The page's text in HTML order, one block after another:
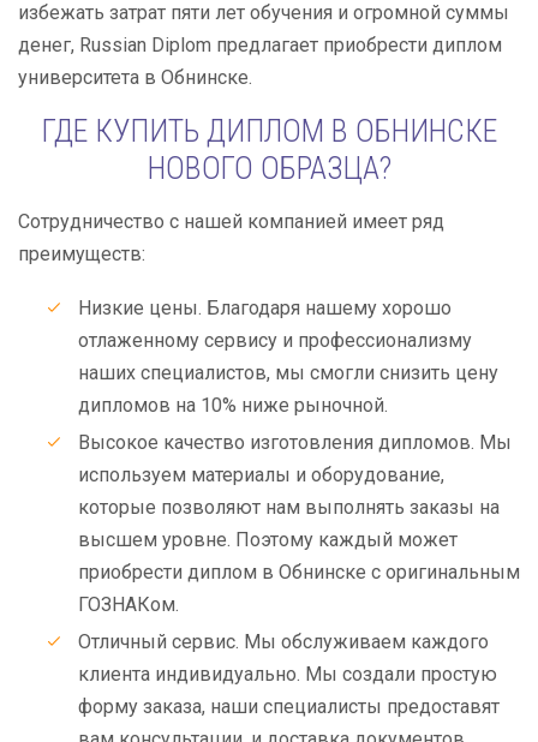
избежать затрат пяти лет обучения и огромной суммы
денег, Russian Diplom предлагает приобрести диплом
университета в Обнинске.
ГДЕ КУПИТЬ ДИПЛОМ В ОБНИНСКЕ
НОВОГО ОБРАЗЦА?
Сотрудничество с нашей компанией имеет ряд
преимуществ:
Низкие цены. Благодаря нашему хорошо
отлаженному сервису и профессионализму
наших специалистов, мы смогли снизить цену
дипломов на 10% ниже рыночной.
Высокое качество изготовления дипломов. Мы
используем материалы и оборудование,
которые позволяют нам выполнять заказы на
высшем уровне. Поэтому каждый может
приобрести диплом в Обнинске с оригинальным
ГОЗНАКом.
Отличный сервис. Мы обслуживаем каждого
клиента индивидуально. Мы создали простую
форму заказа, наши специалисты предоставят